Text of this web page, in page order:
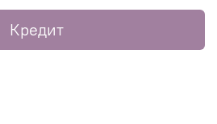
Кредит